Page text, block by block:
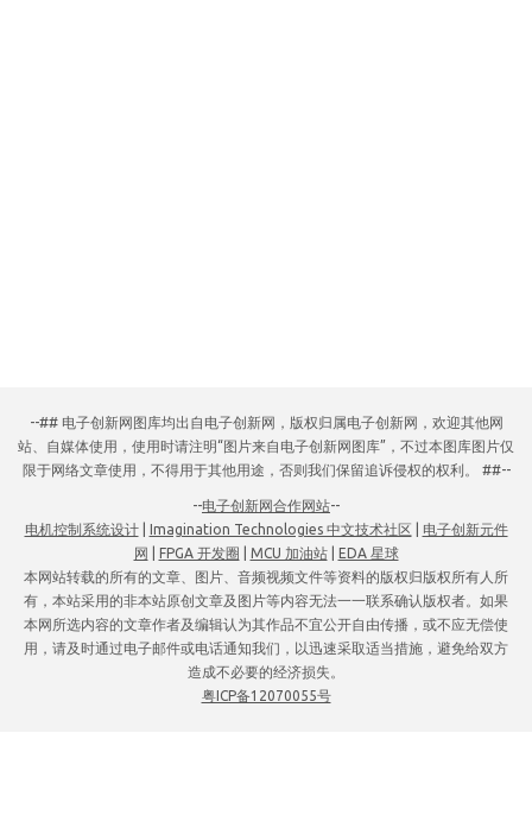
--## 电子创新网图库均出自电子创新网，版权归属电子创新网，欢迎其他网
站、自媒体使用，使用时请注明“图片来自电子创新网图库”，不过本图库图片仅
限于网络文章使用，不得用于其他用途，否则我们保留追诉侵权的权利。 ##--
--电子创新网合作网站--
电机控制系统设计| Imagination Technologies 中文技术社区
电子创新元件
网
FPGA 开发圈 MCU 加油站| EDA 星球
本网站转载的所有的文章、图片、音频视频文件等资料的版权归版权所有人所
有，本站采用的非本站原创文章及图片等内容无法一一联系确认版权者。如果
本网所选内容的文章作者及编辑认为其作品不宜公开自由传播，或不应无偿使
用，请及时通过电子邮件或电话通知我们，以迅速采取适当措施，避免给双方
造成不必要的经济损失。
粤ICP备12070055号